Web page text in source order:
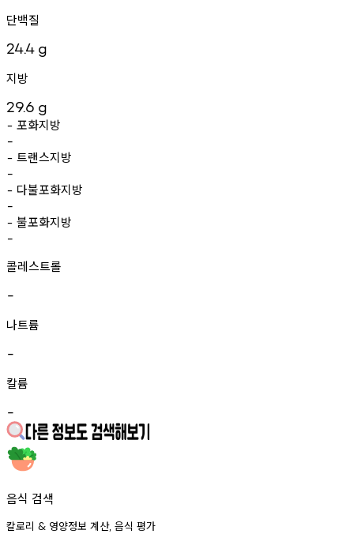
단백질
24.4 g
지방
29.6 g
- 포화지방
-
- 트랜스지방
-
- 다불포화지방
-
- 불포화지방
-
콜레스트롤
-
나트륨
-
칼륨
-
음식 검색
칼로리 & 영양정보 계산, 음식 평가